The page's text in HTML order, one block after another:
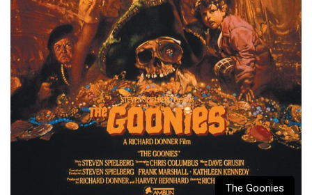
The Goonies